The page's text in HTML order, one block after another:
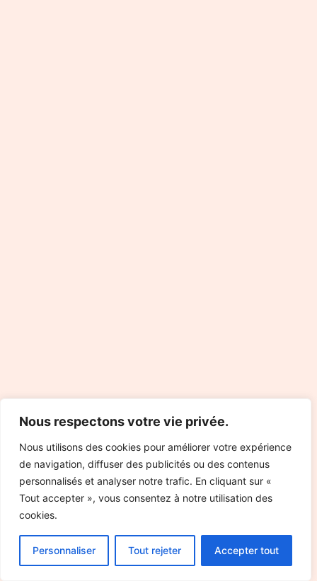
Nous respectons votre vie privée.
Nous utilisons des cookies pour améliorer votre expérience
de navigation, diffuser des publicités ou des contenus
personnalisés et analyser notre trafic. En cliquant sur «
Tout accepter », vous consentez à notre utilisation des
cookies.
Personnaliser Tout rejeter Accepter tout